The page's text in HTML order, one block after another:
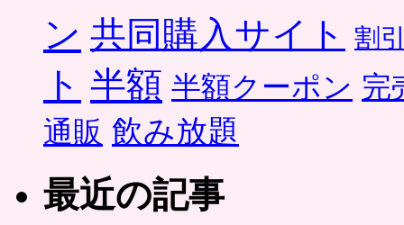
ン 共同購入サイト 割
ト 半額 半額クーポン 完
通販 飲み放題
最近の記事